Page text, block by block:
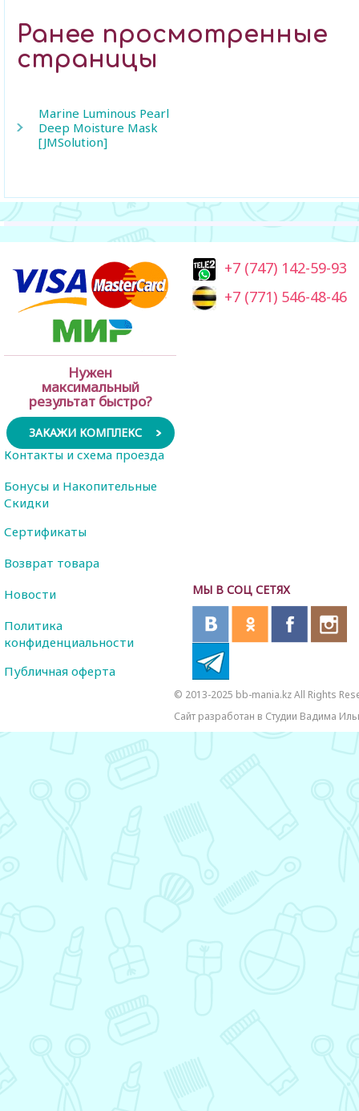
Ранее просмотренные
страницы
Marine Luminous Pearl
Deep Moisture Mask
[JMSolution]
Нужен
максимальный
результат быстро?
ЗАКАЖИ КОМПЛЕКС
+7 (747) 142-59-93
+7 (771) 546-48-46
МЫ В СОЦ СЕТЯХ
Контакты и схема проезда
Бонусы и Накопительные
Скидки
Сертификаты
Возврат товара
Новости
Политика
конфиденциальности
Публичная оферта
© 2013-2025 bb-mania.kz All Rights
Сайт разработан в Студии Вадима